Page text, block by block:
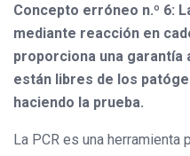
Concepto erróneo n.º 6:
mediante reacción en
proporciona una garantía
están libres de los
haciendo la prueba.
La PCR es una herramienta